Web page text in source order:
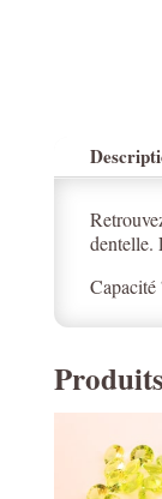
dentelle.
Capacité